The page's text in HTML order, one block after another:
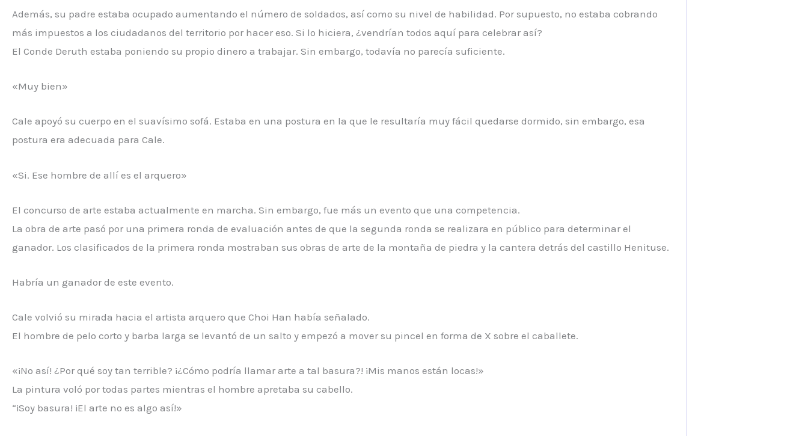
Además, su padre estaba ocupado aumentando el número de soldados, así como su nivel de habilidad. Por supuesto, no estaba cobrando
más impuestos a los ciudadanos del territorio por hacer eso. Si lo hiciera, ¿vendrían todos aquí para celebrar así?
El Conde Deruth estaba poniendo su propio dinero a trabajar. Sin embargo, todavía no parecía suficiente.
«Muy bien»
Cale apoyó su cuerpo en el suavísimo sofá. Estaba en una postura en la que le resultaría muy fácil quedarse dormido, sin embargo, esa
postura era adecuada para Cale.
«Si. Ese hombre de allí es el arquero»
El concurso de arte estaba actualmente en marcha. Sin embargo, fue más un evento que una competencia.
La obra de arte pasó por una primera ronda de evaluación antes de que la segunda ronda se realizara en público para determinar el
ganador. Los clasificados de la primera ronda mostraban sus obras de arte de la montaña de piedra y la cantera detrás del castillo Henituse.
Habría un ganador de este evento.
Cale volvió su mirada hacia el artista arquero que Choi Han había señalado.
El hombre de pelo corto y barba larga se levantó de un salto y empezó a mover su pincel en forma de X sobre el caballete.
«¡No así! ¿Por qué soy tan terrible? ¡¿Cómo podría llamar arte a tal basura?! ¡Mis manos están locas!»
La pintura voló por todas partes mientras el hombre apretaba su cabello.
“¡Soy basura! ¡El arte no es algo así!»